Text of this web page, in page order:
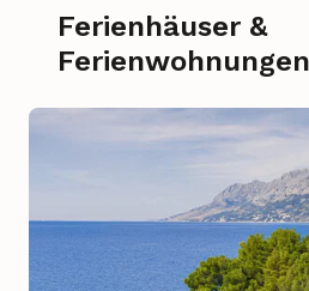
Ferienhäuser &